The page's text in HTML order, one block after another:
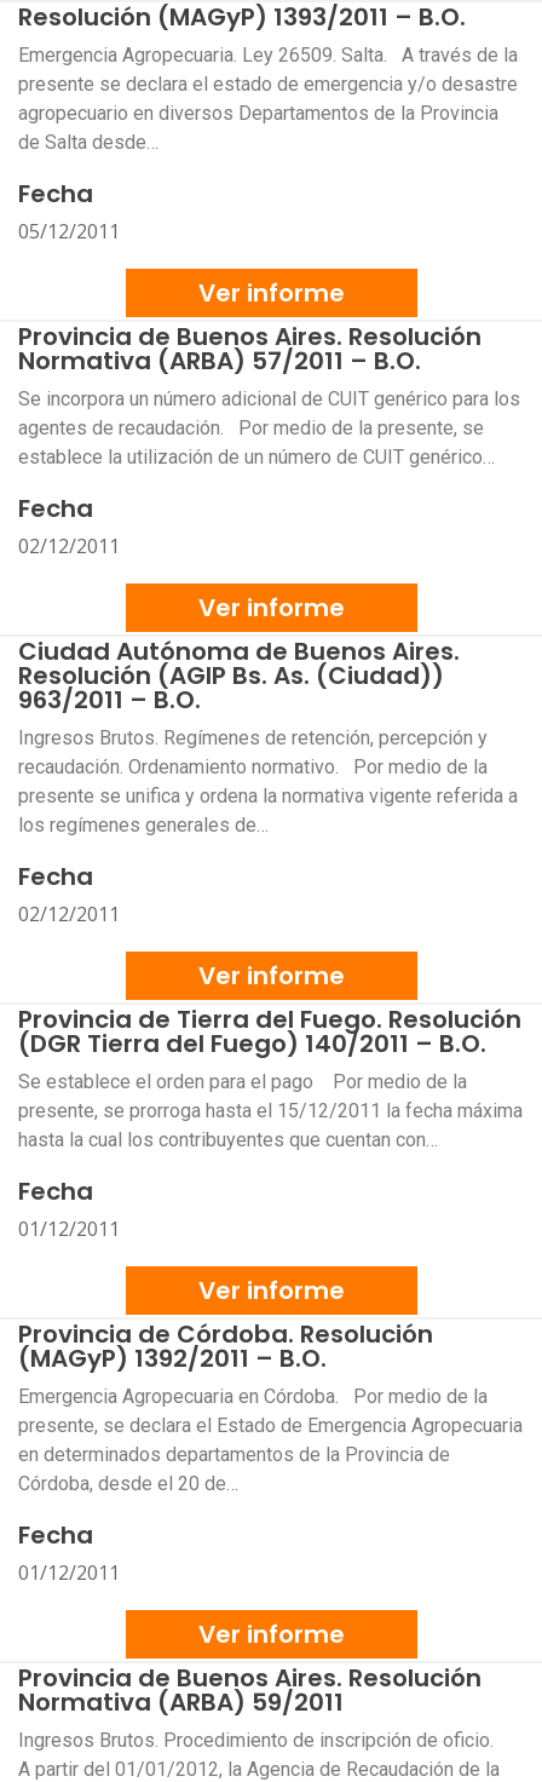
Resolución (MAGyP) 1393/2011 – B.O.
Emergencia Agropecuaria. Ley 26509. Salta. A través de la
presente se declara el estado de emergencia y/o desastre
agropecuario en diversos Departamentos de la Provincia
de Salta desde…
Fecha
05/12/2011
Ver informe
Provincia de Buenos Aires. Resolución
Normativa (ARBA) 57/2011 – B.O.
Se incorpora un número adicional de CUIT genérico para los
agentes de recaudación. Por medio de la presente, se
establece la utilización de un número de CUIT genérico…
Fecha
02/12/2011
Ver informe
Ciudad Autónoma de Buenos Aires.
Resolución (AGIP Bs. As. (Ciudad))
963/2011 – B.O.
Ingresos Brutos. Regímenes de retención, percepción y
recaudación. Ordenamiento normativo. Por medio de la
presente se unifica y ordena la normativa vigente referida a
los regímenes generales de…
Fecha
02/12/2011
Ver informe
Provincia de Tierra del Fuego. Resolución
(DGR Tierra del Fuego) 140/2011 – B.O.
Se establece el orden para el pago Por medio de la
presente, se prorroga hasta el 15/12/2011 la fecha máxima
hasta la cual los contribuyentes que cuentan con…
Fecha
01/12/2011
Ver informe
Provincia de Córdoba. Resolución
(MAGyP) 1392/2011 – B.O.
Emergencia Agropecuaria en Córdoba. Por medio de la
presente, se declara el Estado de Emergencia Agropecuaria
en determinados departamentos de la Provincia de
Córdoba, desde el 20 de…
Fecha
01/12/2011
Ver informe
Provincia de Buenos Aires. Resolución
Normativa (ARBA) 59/2011
Ingresos Brutos. Procedimiento de inscripción de oficio.
A partir del 01/01/2012, la Agencia de Recaudación de la